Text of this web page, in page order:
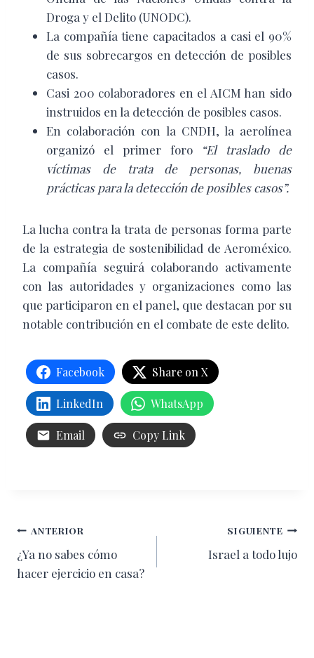
Droga y el Delito (UNODC).
La compañía tiene capacitados a casi el 90%
de sus sobrecargos en detección de posibles
casos.
Casi 200 colaboradores en el AICM han sido
instruidos en la detección de posibles casos.
En colaboración con la CNDH, la aerolínea
organizó el primer foro
“El traslado de
víctimas de trata de personas, buenas
prácticas para la detección de posibles casos”.
La lucha contra la trata de personas forma parte
de la estrategia de sostenibilidad de Aeroméxico.
La compañía seguirá colaborando activamente
con las autoridades y organizaciones como las
que participaron en el panel, que destacan por su
notable contribución en el combate de este delito.
Facebook Share on X
LinkedIn WhatsApp
Email Copy Link
Navegación
de
ANTERIOR
¿Ya no sabes cómo
hacer ejercicio en casa?
SIGUIENTE
Israel a todo lujo